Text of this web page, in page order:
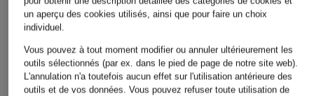
Hommes
Chaussures pour Femmes
en solde
Robes pour Femmes
Robes pour Femmes en
solde
un aperçu des cookies utilisés, ainsi que pour faire un choix
individuel.
Vous pouvez à tout moment modifier ou annuler ultérieurement les
outils sélectionnés (par ex. dans le pied de page de notre site web).
L'annulation n'a toutefois aucun effet sur l'utilisation antérieure des
outils et de vos données. Vous pouvez refuser toute utilisation de